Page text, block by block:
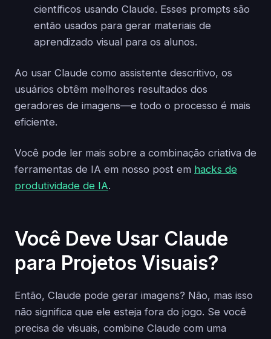
científicos usando Claude. Esses prompts são
então usados para gerar materiais de
aprendizado visual para os alunos.
Ao usar Claude como assistente descritivo, os
usuários obtêm melhores resultados dos
geradores de imagens—e todo o processo é mais
eficiente.
Você pode ler mais sobre a combinação criativa de
ferramentas de IA em nosso post em hacks de
produtividade de IA.
Você Deve Usar Claude
para Projetos Visuais?
Então, Claude pode gerar imagens? Não, mas isso
não significa que ele esteja fora do jogo. Se você
precisa de visuais, combine Claude com uma